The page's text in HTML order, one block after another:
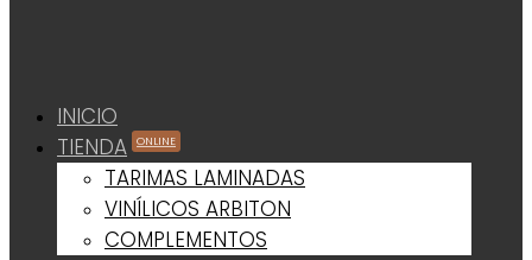
INICIO
TIENDA
ONLINE
TARIMAS LAMINADAS
VINÍLICOS ARBITON
COMPLEMENTOS